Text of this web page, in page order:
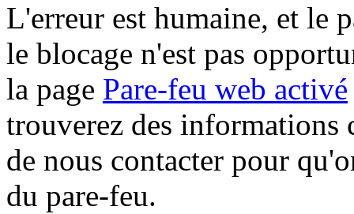
L'erreur est humaine, et le
le blocage n'est pas
la page Pare-feu web activé
trouverez des informations
de nous contacter pour
du pare-feu.